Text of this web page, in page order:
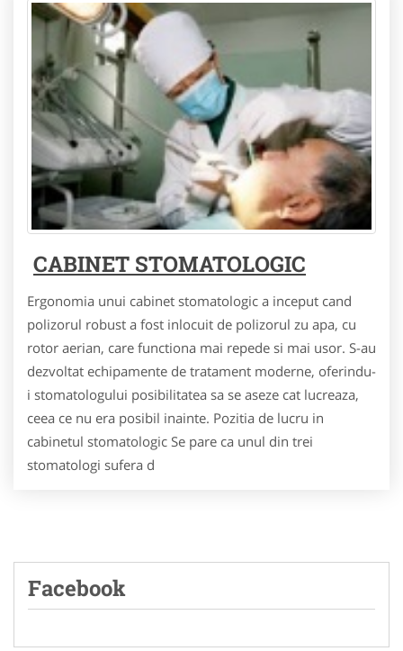
CABINET STOMATOLOGIC
Ergonomia unui cabinet stomatologic a inceput cand
polizorul robust a fost inlocuit de polizorul zu apa, cu
rotor aerian, care functiona mai repede si mai usor. S-au
dezvoltat echipamente de tratament moderne, oferindu-
i stomatologului posibilitatea sa se aseze cat lucreaza,
ceea ce nu era posibil inainte. Pozitia de lucru in
cabinetul stomatologic Se pare ca unul din trei
stomatologi sufera d
Facebook